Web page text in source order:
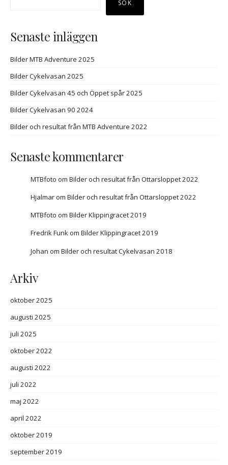
SÖK
Senaste inläggen
Bilder MTB Adventure 2025
Bilder Cykelvasan 2025
Bilder Cykelvasan 45 och Öppet spår 2025
Bilder Cykelvasan 90 2024
Bilder och resultat från MTB Adventure 2022
Senaste kommentarer
MTBfoto om Bilder och resultat från Ottarsloppet 2022
Hjalmarom Bilder och resultat från Ottarsloppet 2022
MTBfoto om Bilder Klippingracet 2019
Fredrik Funkom Bilder Klippingracet 2019
Johan om Bilder och resultat Cykelvasan 2018
Arkiv
oktober 2025
augusti 2025
juli 2025
oktober 2022
augusti 2022
juli 2022
maj 2022
april 2022
oktober 2019
september 2019